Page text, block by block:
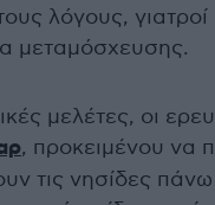
λόγους,
μεταμόσχευσης.
μελέτες, οι
, προκειμένου να
τις νησίδες πάνω